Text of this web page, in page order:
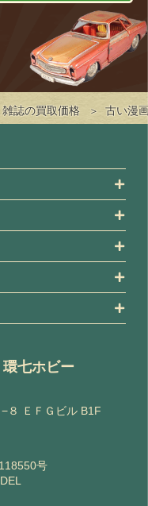
雑誌の買取価格 古い漫
七ホビー
８ ＥＦＧビル B1F
号